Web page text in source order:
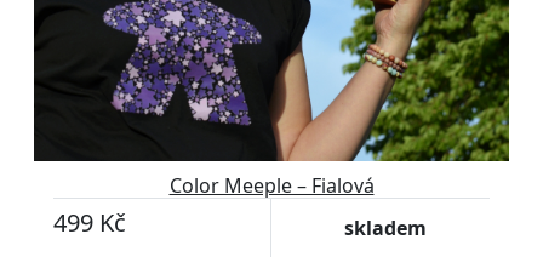
Color Meeple – Fialová
499 Kč skladem